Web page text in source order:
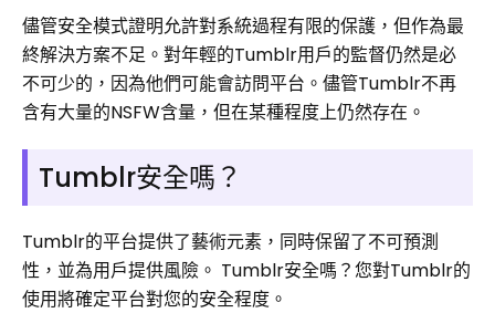
儘管安全模式證明允許對系統過程有限的保護，但作為最
終解決方案不足。對年輕的Tumblr用戶的監督仍然是必
不可少的，因為他們可能會訪問平台。儘管Tumblr不再
含有大量的NSFW含量，但在某種程度上仍然存在。
Tumblr安全嗎？
Tumblr的平台提供了藝術元素，同時保留了不可預測
性，並為用戶提供風險。 Tumblr安全嗎？您對Tumblr的
使用將確定平台對您的安全程度。